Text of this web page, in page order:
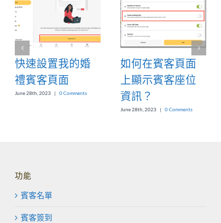
快速設置我的婚
禮賓客頁面
June 28th, 2023 | 0 Comments
如何在賓客頁面
上顯示賓客座位
資訊？
June 28th, 2023 | 0 Comments
功能
賓客名單
賓客簽到